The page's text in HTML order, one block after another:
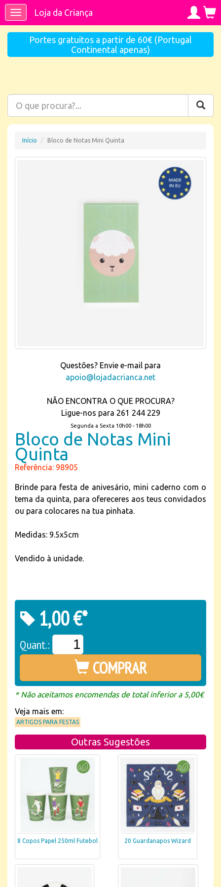
ToggleLoja da Criança
Portes gratuitos a partir de 60€ (Portugal
Continental apenas)
Início Bloco de Notas Mini Quinta
Questões? Envie e-mail para
apoio@lojadacrianca.net
NÃO ENCONTRA O QUE PROCURA?
Ligue-nos para 261 244 229
Segunda a Sexta 10h00 - 18h00
Bloco de Notas Mini
Quinta
Referência: 98905
Brinde para festa de anivesário, mini caderno com o
tema da quinta, para ofereceres aos teus convidados
ou para colocares na tua pinhata.
Medidas: 9.5x5cm
Vendido à unidade.
1,00 €*
Quant.:
COMPRAR
* Não aceitamos encomendas de total inferior a 5,00€
Veja mais em:
ARTIGOS PARA FESTAS
Outras Sugestões
8 Copos Papel 250ml Futebol 20 Guardanapos Wizard